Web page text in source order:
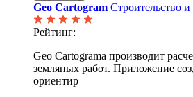
Geo Cartogram Строительство
Рейтинг:
Geo Cartograma производит
земляных работ. Приложение
ориентир